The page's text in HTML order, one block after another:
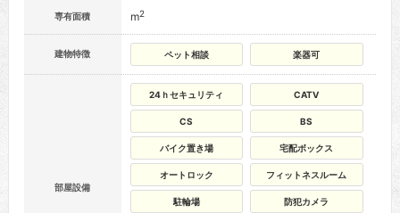
専有面積 m2
建物特徴 ペット相談 楽器可
部屋設備
24ｈセキュリティ CATV
CS BS
バイク置き場 宅配ボックス
オートロック フィットネスルーム
駐輪場 防犯カメラ